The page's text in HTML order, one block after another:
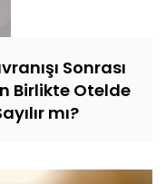
Sonrası
Birlikte Otelde
mı?